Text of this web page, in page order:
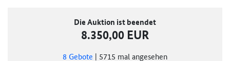
Die Auktion ist beendet
8.350,00 EUR
8 Gebote | 5715 mal angesehen